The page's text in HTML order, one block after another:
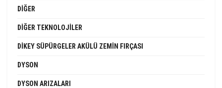
DIĞER
DIĞER TEKNOLOJILER
DIKEY SÜPÜRGELER AKÜLÜ ZEMIN FIRÇASI
DYSON
DYSON ARIZALARI